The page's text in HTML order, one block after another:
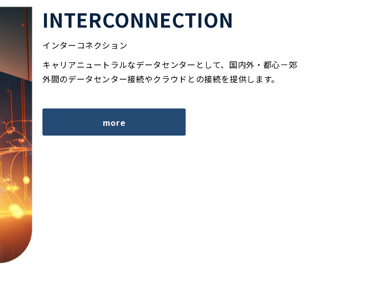
INTERCONNECTION
インターコネクション
キャリアニュートラルなデータセンターとして、国内外・都心－郊
外間のデータセンター接続やクラウドとの接続を提供します。
more